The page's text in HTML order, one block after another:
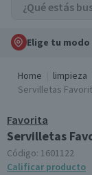
Elige tu
Home limpieza
Servilletas
Favorita
Servilletas
Código: 1601122
Calificar producto